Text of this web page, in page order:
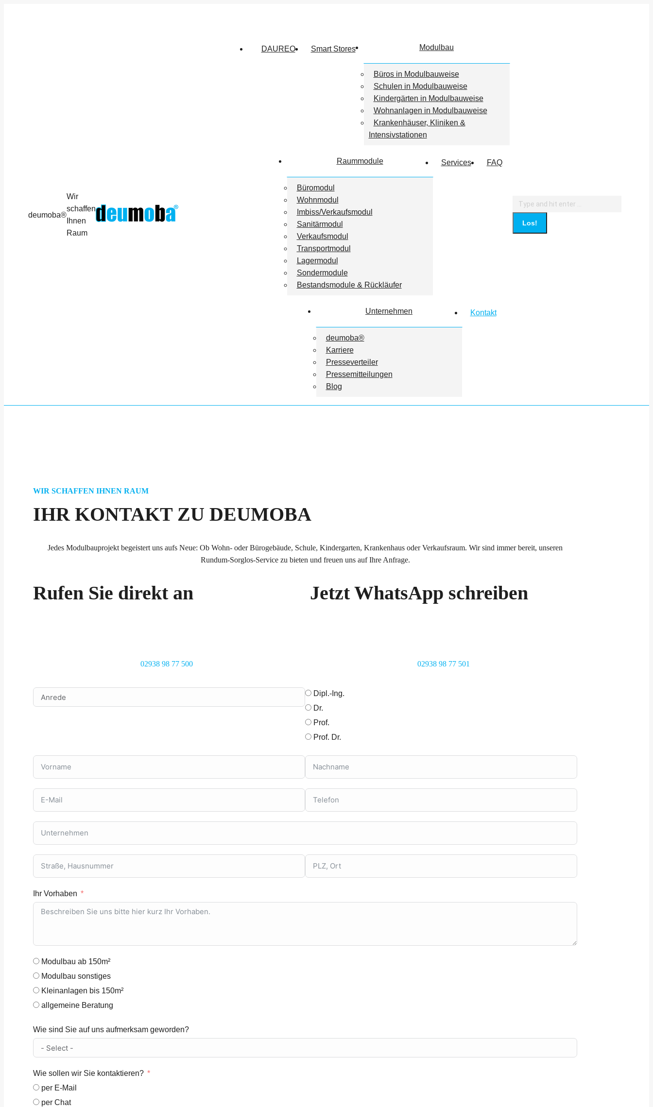
deumoba®
Wir
schaffen
Ihnen
Raum
DAUREO Smart Stores Modulbau
Büros in Modulbauweise
Schulen in Modulbauweise
Kindergärten in Modulbauweise
Wohnanlagen in Modulbauweise
Krankenhäuser, Kliniken &
Intensivstationen
Raummodule
Büromodul
Wohnmodul
Imbiss/Verkaufsmodul
Sanitärmodul
Verkaufsmodul
Transportmodul
Lagermodul
Sondermodule
Bestandsmodule & Rückläufer
Services FAQ
Unternehmen
deumoba®
Karriere
Presseverteiler
Pressemitteilungen
Blog
Kontakt
WIR SCHAFFEN IHNEN RAUM
IHR KONTAKT ZU DEUMOBA
Jedes Modulbauprojekt begeistert uns aufs Neue: Ob Wohn- oder Bürogebäude, Schule, Kindergarten, Krankenhaus oder Verkaufsraum. Wir sind immer bereit, unseren
Rundum-Sorglos-Service zu bieten und freuen uns auf Ihre Anfrage.
Rufen Sie direkt an
02938 98 77 500
Jetzt WhatsApp schreiben
02938 98 77 501
Dipl.-Ing.
Dr.
Prof.
Prof. Dr.
Ihr Vorhaben
Modulbau ab 150m²
Modulbau sonstiges
Kleinanlagen bis 150m²
allgemeine Beratung
Wie sind Sie auf uns aufmerksam geworden?
Wie sollen wir Sie kontaktieren?
per E-Mail
per Chat